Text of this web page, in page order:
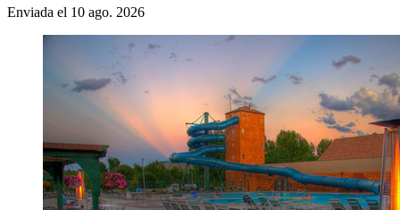
Enviada el 10 ago. 2026